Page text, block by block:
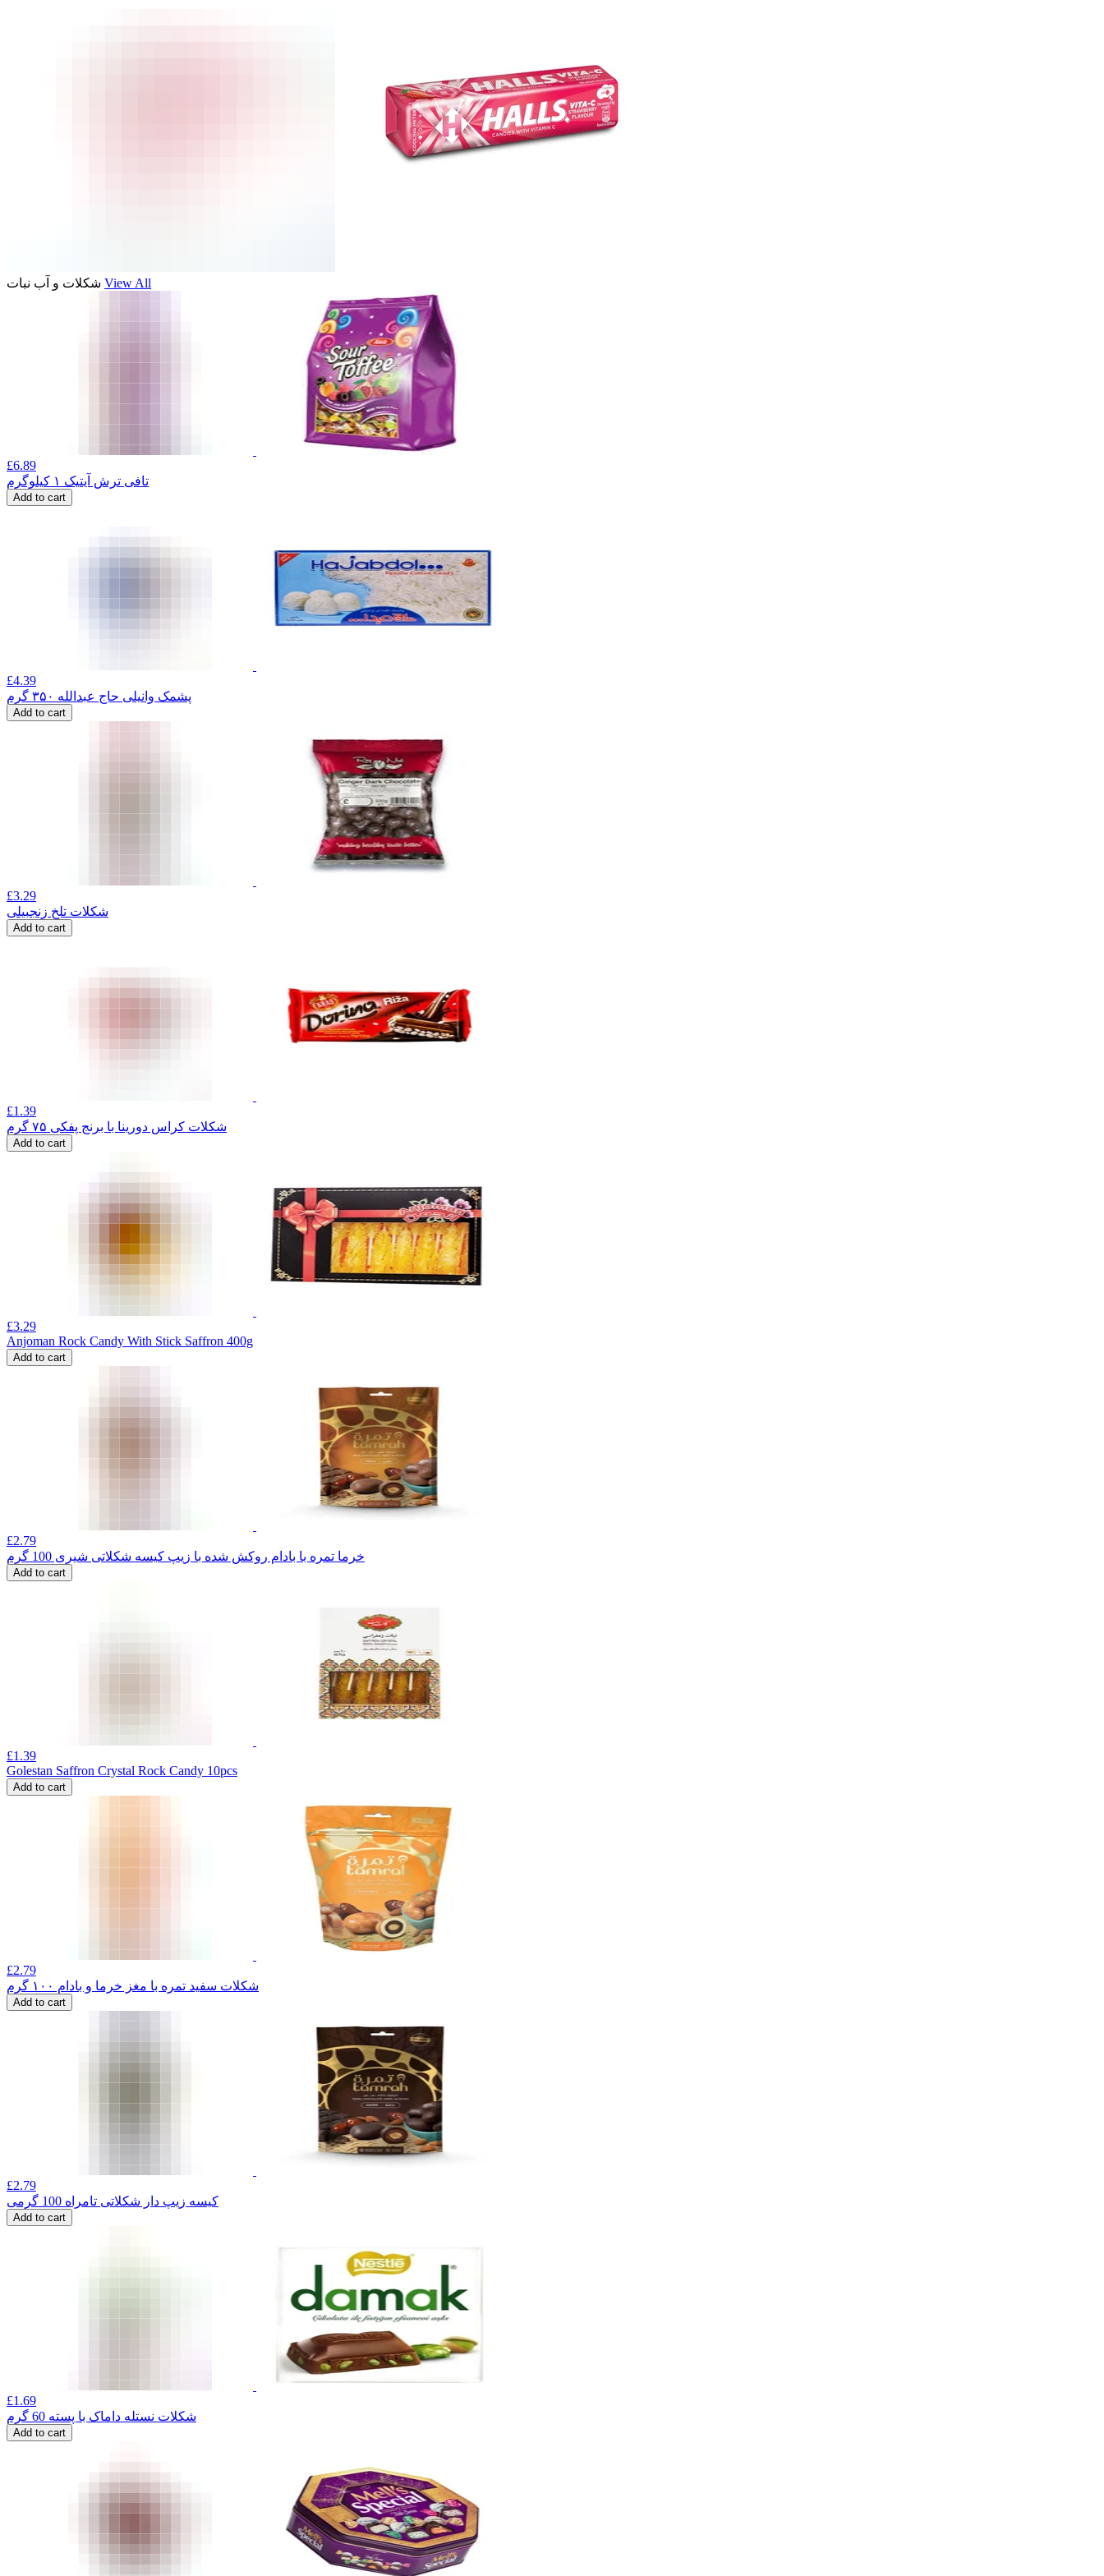
شکلات و آب نبات View All
£6.89
تافی ترش آیتیک ۱ کیلوگرم
Add to cart
£4.39
پشمک وانیلی حاج عبدالله ۳۵۰ گرم
Add to cart
£3.29
شکلات تلخ زنجبیلی
Add to cart
£1.39
شکلات کراس دورینا با برنج پفکی ۷۵ گرم
Add to cart
£3.29
Anjoman Rock Candy With Stick Saffron 400g
Add to cart
£2.79
خرما تمره با بادام روکش شده با زیپ کیسه شکلاتی شیری 100 گرم
Add to cart
£1.39
Golestan Saffron Crystal Rock Candy 10pcs
Add to cart
£2.79
شکلات سفید تمره با مغز خرما و بادام ۱۰۰ گرم
Add to cart
£2.79
کیسه زیپ دار شکلاتی تامراه 100 گرمی
Add to cart
£1.69
شکلات نستله داماک با پسته 60 گرم
Add to cart